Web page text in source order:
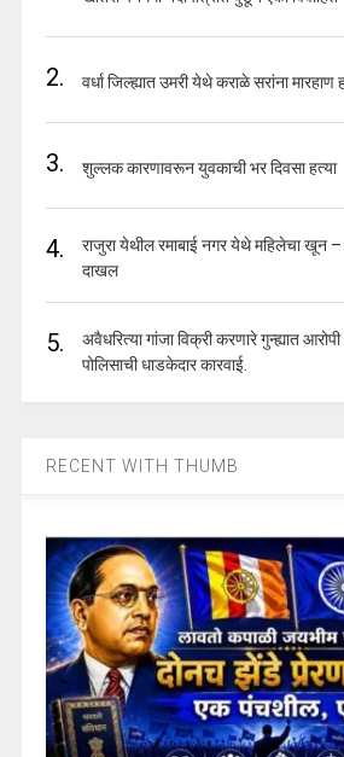
2. वर्धा जिल्ह्यात उमरी येथे कराळे सरांना मारहाण
3. शुल्लक कारणावरून युवकाची भर दिवसा हत्या
4.
राजुरा येथील रमाबाई नगर येथे महिलेचा खून –
दाखल
5.
अवैधरित्या गांजा विक्री करणारे गुन्ह्यात
पोलिसाची धाडकेदार कारवाई.
RECENT WITH THUMB